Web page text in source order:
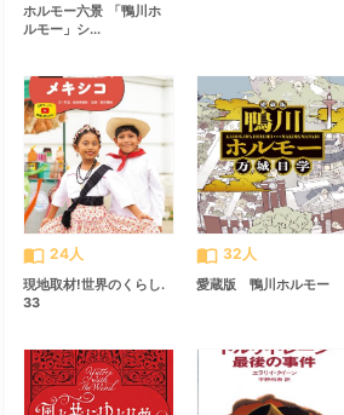
ホルモー六景 「鴨川ホ
ルモー」シ...
import_contacts 24人
現地取材!世界のくらし.
33
import_contacts 32人
愛蔵版 鴨川ホルモー